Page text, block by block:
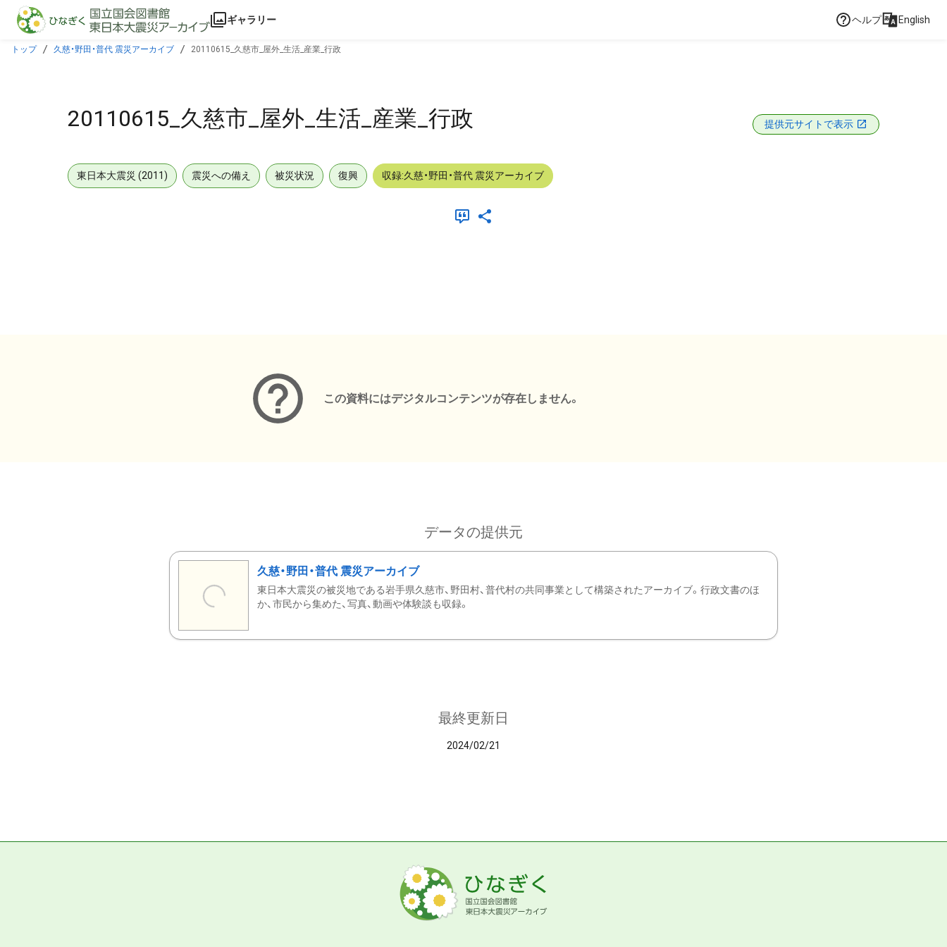
本文に飛ぶ
ギャラリー ヘルプ English
トップ 久慈・野田・普代 震災アーカイブ 20110615_久慈市_屋外_生活_産業_行政
20110615_久慈市_屋外_生活_産業_行政 提供元サイトで表示
東日本大震災 (2011) 震災への備え 被災状況 復興 収録:久慈・野田・普代 震災アーカイブ
この資料にはデジタルコンテンツが存在しません。
データの提供元
久慈・野田・普代 震災アーカイブ
東日本大震災の被災地である岩手県久慈市、野田村、普代村の共同事業として構築されたアーカイブ。行政文書のほ
か、市民から集めた、写真、動画や体験談も収録。
最終更新日
2024/02/21